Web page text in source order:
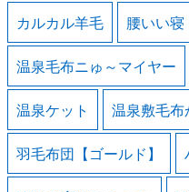
カルカル羊毛 腰いい寝
温泉毛布ニゅ～マイヤー
温泉ケット 温泉敷毛
羽毛布団【ゴールド】